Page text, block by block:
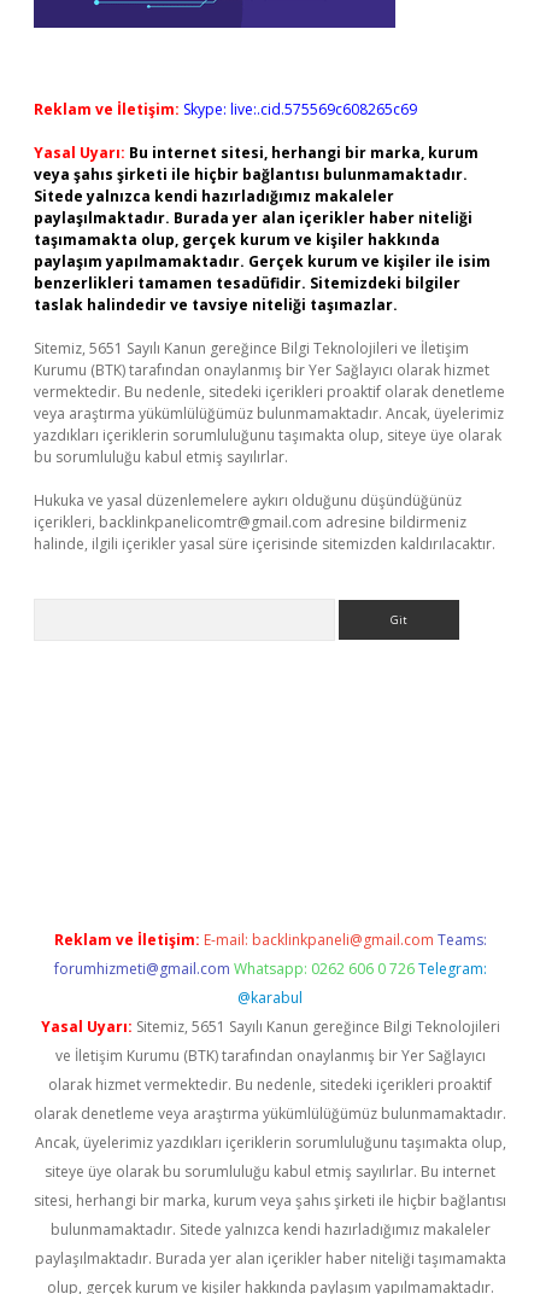
Reklam ve İletişim: Skype: live:.cid.575569c608265c69
Yasal Uyarı: Bu internet sitesi, herhangi bir marka, kurum
veya şahıs şirketi ile hiçbir bağlantısı bulunmamaktadır.
Sitede yalnızca kendi hazırladığımız makaleler
paylaşılmaktadır. Burada yer alan içerikler haber niteliği
taşımamakta olup, gerçek kurum ve kişiler hakkında
paylaşım yapılmamaktadır. Gerçek kurum ve kişiler ile isim
benzerlikleri tamamen tesadüfidir. Sitemizdeki bilgiler
taslak halindedir ve tavsiye niteliği taşımazlar.
Sitemiz, 5651 Sayılı Kanun gereğince Bilgi Teknolojileri ve İletişim
Kurumu (BTK) tarafından onaylanmış bir Yer Sağlayıcı olarak hizmet
vermektedir. Bu nedenle, sitedeki içerikleri proaktif olarak denetleme
veya araştırma yükümlülüğümüz bulunmamaktadır. Ancak, üyelerimiz
yazdıkları içeriklerin sorumluluğunu taşımakta olup, siteye üye olarak
bu sorumluluğu kabul etmiş sayılırlar.
Hukuka ve yasal düzenlemelere aykırı olduğunu düşündüğünüz
içerikleri, backlinkpanelicomtr@gmail.com adresine bildirmeniz
halinde, ilgili içerikler yasal süre içerisinde sitemizden kaldırılacaktır.
Reklam ve İletişim: E-mail: backlinkpaneli@gmail.com Teams:
forumhizmeti@gmail.com Whatsapp: 0262 606 0 726 Telegram:
@karabul
Yasal Uyarı: Sitemiz, 5651 Sayılı Kanun gereğince Bilgi Teknolojileri
ve İletişim Kurumu (BTK) tarafından onaylanmış bir Yer Sağlayıcı
olarak hizmet vermektedir. Bu nedenle, sitedeki içerikleri proaktif
olarak denetleme veya araştırma yükümlülüğümüz bulunmamaktadır.
Ancak, üyelerimiz yazdıkları içeriklerin sorumluluğunu taşımakta olup,
siteye üye olarak bu sorumluluğu kabul etmiş sayılırlar. Bu internet
sitesi, herhangi bir marka, kurum veya şahıs şirketi ile hiçbir bağlantısı
bulunmamaktadır. Sitede yalnızca kendi hazırladığımız makaleler
paylaşılmaktadır. Burada yer alan içerikler haber niteliği taşımamakta
olup, gerçek kurum ve kişiler hakkında paylaşım yapılmamaktadır.